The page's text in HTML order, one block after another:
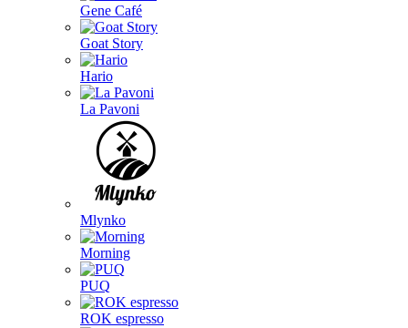
Gene Café
Goat Story
Hario
La Pavoni
Mlynko
Morning
PUQ
ROK espresso